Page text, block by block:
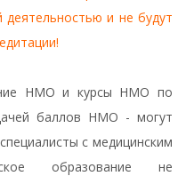
деятельностью и не будут
НМО и курсы НМО по
баллов НМО - могут
с медицинским
образование не